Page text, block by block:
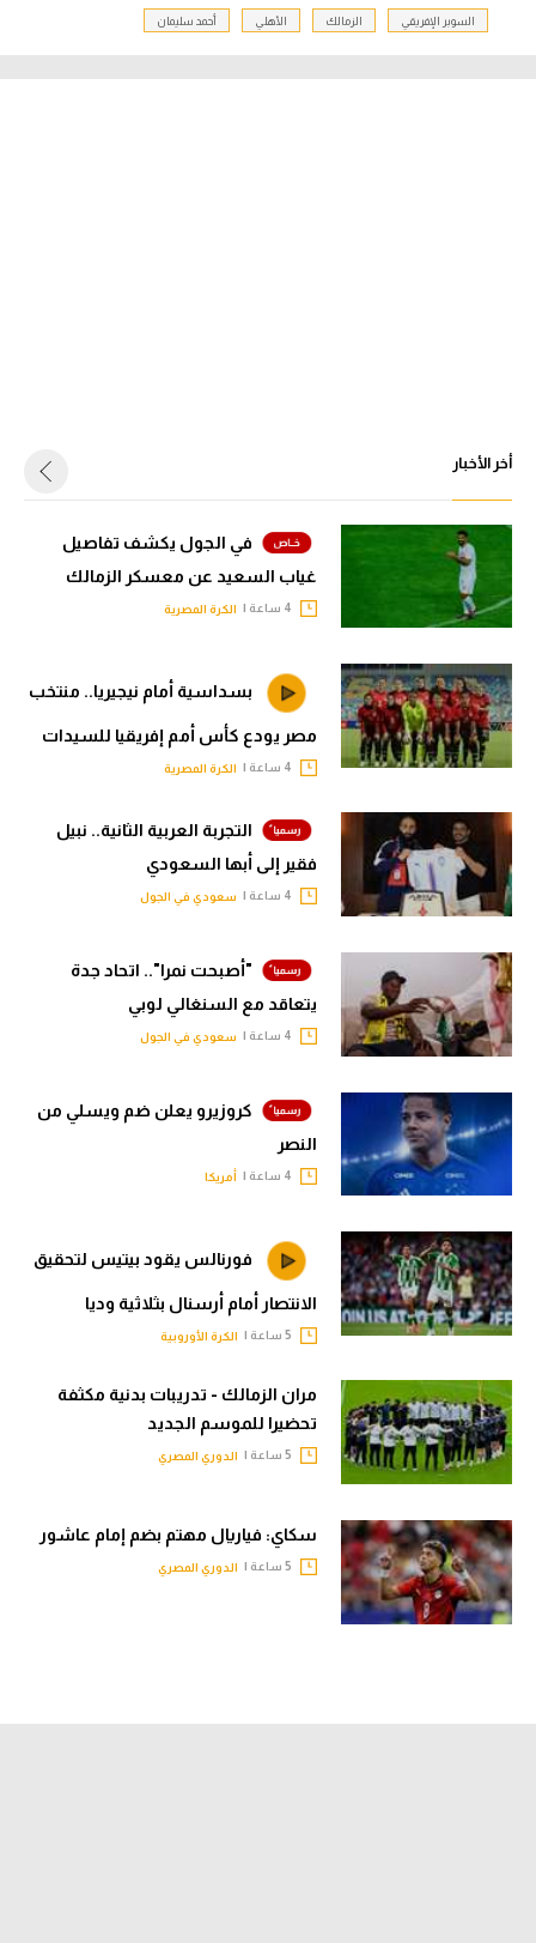
السوبر الإفريقي الزمالك الأهلي أحمد سليمان
أخر الأخبار
في الجول يكشف تفاصيل
غياب السعيد عن معسكر الزمالك
الكرة المصرية
بسداسية أمام نيجيريا.. منتخب
مصر يودع كأس أمم إفريقيا للسيدات
الكرة المصرية
التجربة العربية الثانية.. نبيل
فقير إلى أبها السعودي
سعودي في الجول
"أصبحت نمرا".. اتحاد جدة
يتعاقد مع السنغالي لوبي
سعودي في الجول
كروزيرو يعلن ضم ويسلي من
النصر
أمريكا
فورنالس يقود بيتيس لتحقيق
الانتصار أمام أرسنال بثلاثية وديا
الكرة الأوروبية
مران الزمالك - تدريبات بدنية مكثفة
تحضيرا للموسم الجديد
الدوري المصري
سكاي: فياريال مهتم بضم إمام عاشور
الدوري المصري